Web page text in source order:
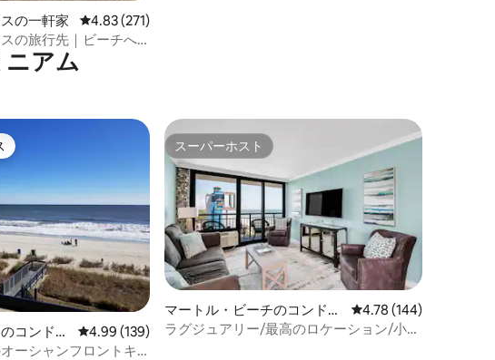
の一軒家 レビュー271件、5つ星中4.83つ星の平均評価
4.83 (271)
の旅行先｜ビーチへ
レビアム
の平均評価
イスです。
コンドミ
レビュー139件、5つ星中4.99つ星の平均評価
4.99 (139)
ーシャンフロントキ
スーパーホスト
スーパーホスト
マートル・ビーチのコンドミ
ニアム
レビュー144件、5つ
4.78 (144)
ラグジュアリー/最高のロケーション/小型